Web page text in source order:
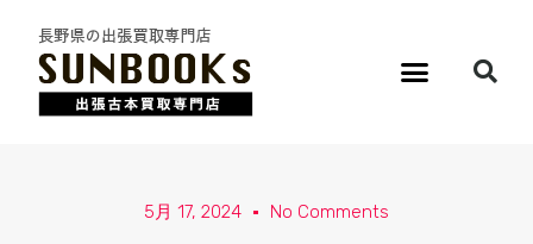
5月 17, 2024 No Comments